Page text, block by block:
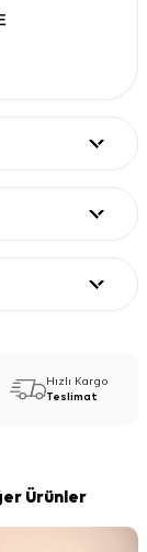
Hızlı Kargo
Teslimat
Ürünler